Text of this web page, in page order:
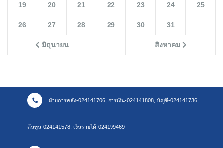
มิถุนายน สิงหาคม
19 20 21 22 23 24 25
26 27 28 29 30 31
ฝ่ายการคลัง-024141706, การเงิน-024141808, บัญชี-024141736,
ต้นทุน-024141578, เงินรายได้-024199469